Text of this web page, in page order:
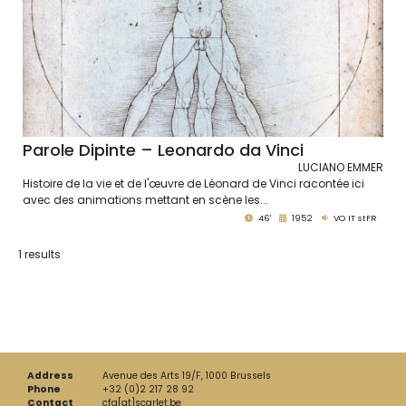
Parole Dipinte – Leonardo da Vinci
LUCIANO EMMER
Histoire de la vie et de l'œuvre de Léonard de Vinci racontée ici
avec des animations mettant en scène les...
46' 1952 VO IT stFR
1 results
Address
Avenue des Arts 19/F, 1000 Brussels
Phone
+32 (0)2 217 28 92
Contact
cfa[at]scarlet.be